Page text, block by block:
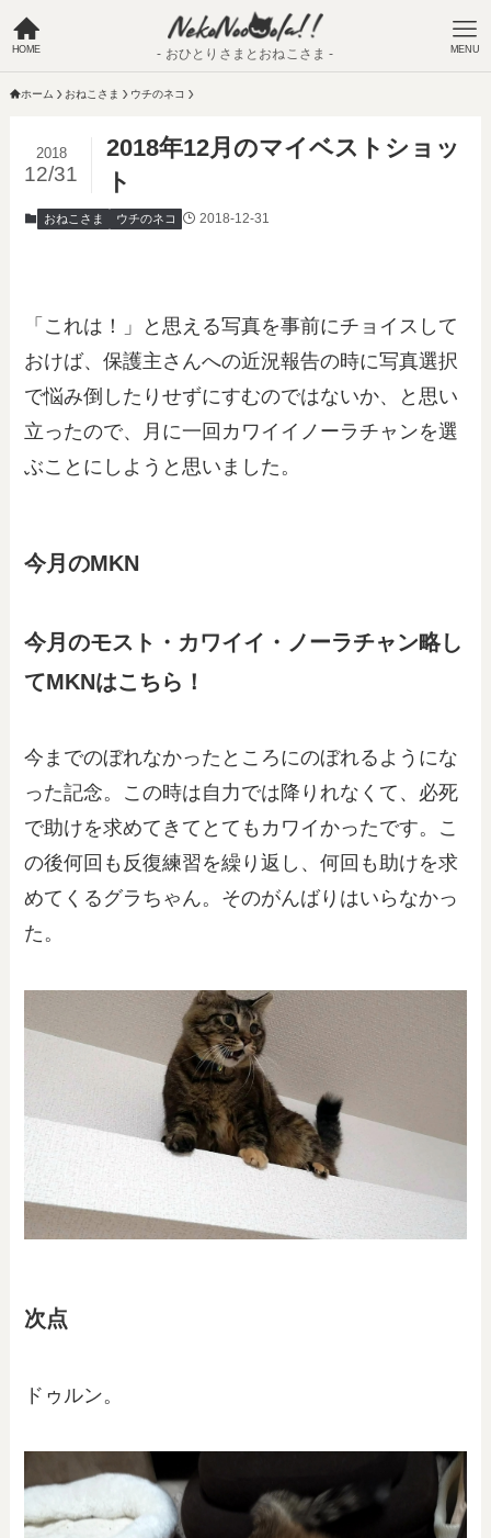
- おひとりさまとおねこさま -
HOME MENU
ホーム おねこさま ウチのネコ
2018年12月のマイベストショッ
ト
2018
12/31
おねこさま ウチのネコ 2018-12-31
「これは！」と思える写真を事前にチョイスして
おけば、保護主さんへの近況報告の時に写真選択
で悩み倒したりせずにすむのではないか、と思い
立ったので、月に一回カワイイノーラチャンを選
ぶことにしようと思いました。
今月のMKN
今月のモスト・カワイイ・ノーラチャン略し
てMKNはこちら！
今までのぼれなかったところにのぼれるようにな
った記念。この時は自力では降りれなくて、必死
で助けを求めてきてとてもカワイかったです。こ
の後何回も反復練習を繰り返し、何回も助けを求
めてくるグラちゃん。そのがんばりはいらなかっ
た。
次点
ドゥルン。